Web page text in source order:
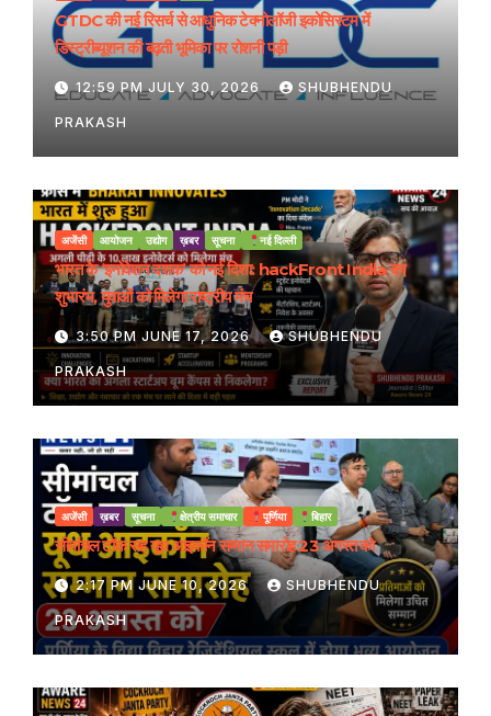
GTDC की नई रिसर्च से आधुनिक टेक्नोलॉजी इकोसिस्टम में
डिस्ट्रीब्यूशन की बढ़ती भूमिका पर रोशनी पड़ी
12:59 PM JULY 30, 2026 SHUBHENDU
PRAKASH
अजेंसी आयोजन उद्योग ख़बर सूचना नई दिल्ली
भारत के ‘इनोवेशन दशक’ को नई दिशा: hackFront India का
शुभारंभ, युवाओं को मिलेगा राष्ट्रीय मंच
3:50 PM JUNE 17, 2026 SHUBHENDU
PRAKASH
अजेंसी ख़बर सूचना क्षेत्रीय समाचार पूर्णिया बिहार
सीमांचल टॉक सह यूथ आइकॉन सम्मान समारोह 23 अगस्त को
2:17 PM JUNE 10, 2026 SHUBHENDU
PRAKASH